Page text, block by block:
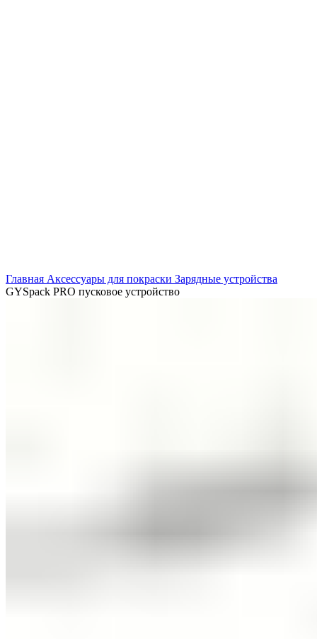
Главная Аксессуары для покраски Зарядные устройства
GYSpack PRO пусковое устройство